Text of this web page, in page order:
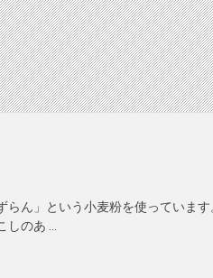
ん」という小麦粉を使っています
のあ …